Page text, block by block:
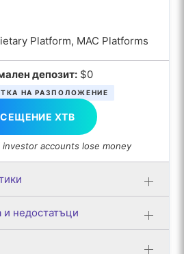
Platform, MAC Platforms
депозит:$0
НА РАЗПОЛОЖЕНИЕ
XTB
accounts lose money
недостатъци